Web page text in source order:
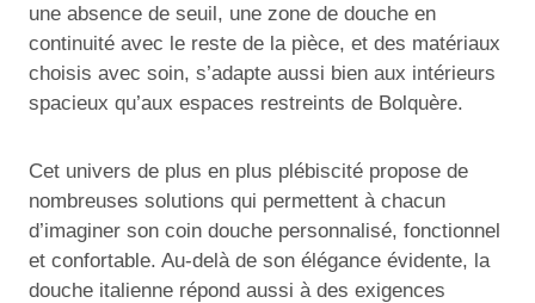
une absence de seuil, une zone de douche en
continuité avec le reste de la pièce, et des matériaux
choisis avec soin, s’adapte aussi bien aux intérieurs
spacieux qu’aux espaces restreints de Bolquère.
Cet univers de plus en plus plébiscité propose de
nombreuses solutions qui permettent à chacun
d’imaginer son coin douche personnalisé, fonctionnel
et confortable. Au-delà de son élégance évidente, la
douche italienne répond aussi à des exigences